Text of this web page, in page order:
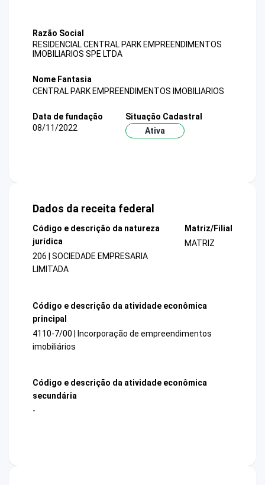
Razão Social
RESIDENCIAL CENTRAL PARK EMPREENDIMENTOS
IMOBILIARIOS SPE LTDA
Nome Fantasia
CENTRAL PARK EMPREENDIMENTOS IMOBILIARIOS
Data de fundação
08/11/2022
Situação Cadastral
Ativa
Dados da receita federal
Código e descrição da natureza
jurídica
206 | SOCIEDADE EMPRESARIA
LIMITADA
Matriz/Filial
MATRIZ
Código e descrição da atividade econômica
principal
4110-7/00 | Incorporação de empreendimentos
imobiliários
Código e descrição da atividade econômica
secundária
-